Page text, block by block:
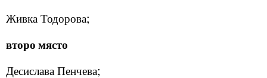
Живка Тодорова;
второ място
Десислава Пенчева;